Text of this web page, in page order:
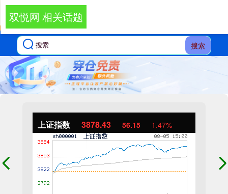
搜索
上证指数 3878.43 56.15 1.47%
双悦网 相关话题